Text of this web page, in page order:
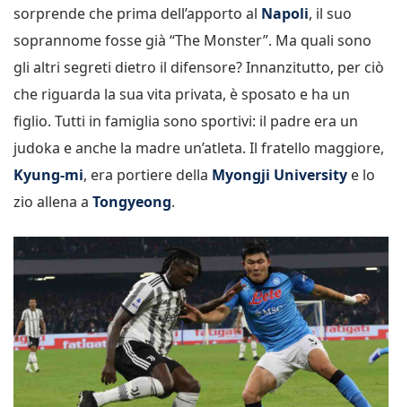
sorprende che prima dell’apporto al Napoli, il suo
soprannome fosse già “The Monster”. Ma quali sono
gli altri segreti dietro il difensore? Innanzitutto, per ciò
che riguarda la sua vita privata, è sposato e ha un
figlio. Tutti in famiglia sono sportivi: il padre era un
judoka e anche la madre un’atleta. Il fratello maggiore,
Kyung-mi, era portiere della Myongji University e lo
zio allena a Tongyeong.